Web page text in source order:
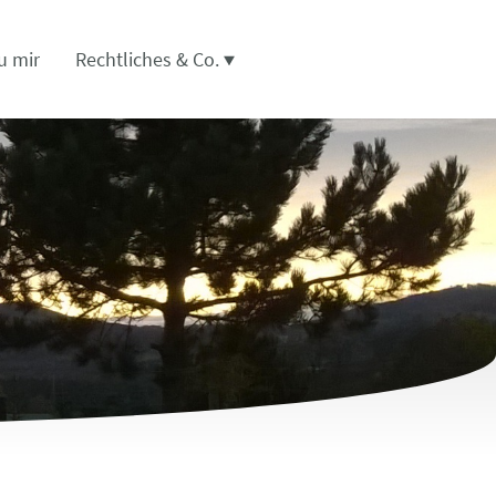
mir Rechtliches & Co.